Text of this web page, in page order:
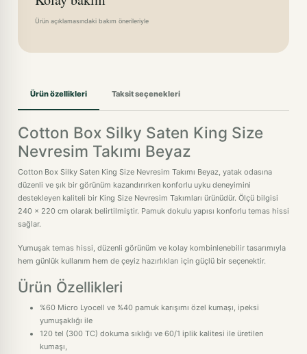
Ürün açıklamasındaki bakım önerileriyle
Ürün özellikleri Taksit seçenekleri
Cotton Box Silky Saten King Size
Nevresim Takımı Beyaz
Cotton Box Silky Saten King Size Nevresim Takımı Beyaz, yatak odasına
düzenli ve şık bir görünüm kazandırırken konforlu uyku deneyimini
destekleyen kaliteli bir King Size Nevresim Takımları ürünüdür. Ölçü bilgisi
240 x 220 cm olarak belirtilmiştir. Pamuk dokulu yapısı konforlu temas hissi
sağlar.
Yumuşak temas hissi, düzenli görünüm ve kolay kombinlenebilir tasarımıyla
hem günlük kullanım hem de çeyiz hazırlıkları için güçlü bir seçenektir.
Ürün Özellikleri
%60 Micro Lyocell ve %40 pamuk karışımı özel kumaşı, ipeksi
yumuşaklığı ile
120 tel (300 TC) dokuma sıklığı ve 60/1 iplik kalitesi ile üretilen
kumaşı,